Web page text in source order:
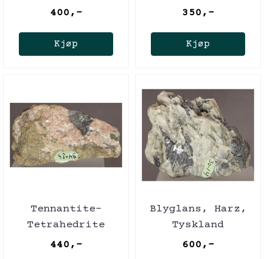
400,-
Kjøp
350,-
Kjøp
Tennantite-
Tetrahedrite
serien, Freiberg,
440,-
Blyglans, Harz,
Tyskland
600,-